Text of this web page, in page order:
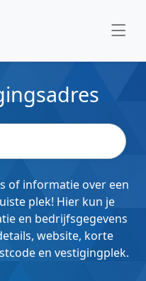
of informatie over een
plek! Hier kun je
en bedrijfsgegevens
website, korte
en vestigingplek.